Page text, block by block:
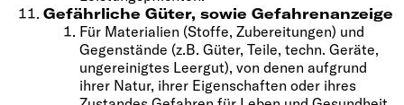
Gefährliche Güter, sowie Gefahrenanzeige
Für Materialien (Stoffe, Zubereitungen) und
Gegenstände (z.B. Güter, Teile, techn. Geräte,
ungereinigtes Leergut), von denen aufgrund
ihrer Natur, ihrer Eigenschaften oder ihres